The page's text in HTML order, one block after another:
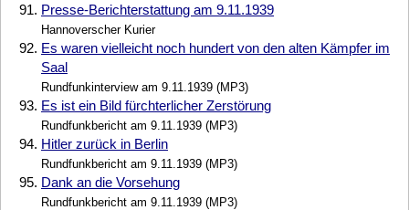
91. Presse-Berichterstattung am 9.11.1939
Hannoverscher Kurier
92. Es waren vielleicht noch hundert von den alten Kämpfer im
Saal
Rundfunkinterview am 9.11.1939 (MP3)
93. Es ist ein Bild fürchterlicher Zerstörung
Rundfunkbericht am 9.11.1939 (MP3)
94. Hitler zurück in Berlin
Rundfunkbericht am 9.11.1939 (MP3)
95. Dank an die Vorsehung
Rundfunkbericht am 9.11.1939 (MP3)